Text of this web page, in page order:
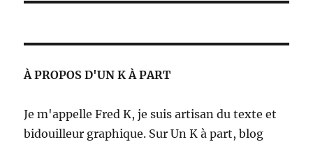
À PROPOS D'UN K À PART
Je m'appelle Fred K, je suis artisan du texte et
bidouilleur graphique. Sur Un K à part, blog